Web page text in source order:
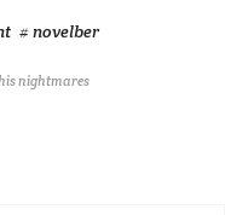
# novelber
nightmares